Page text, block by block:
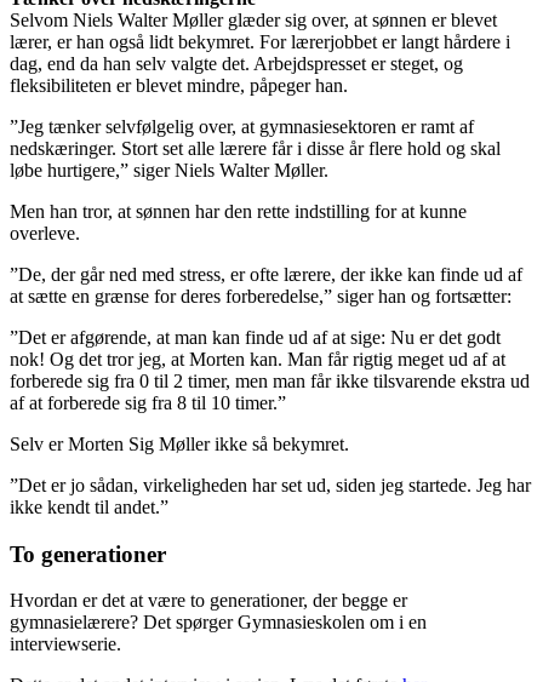
Selvom Niels Walter Møller glæder sig over, at sønnen er blevet
lærer, er han også lidt bekymret. For lærerjobbet er langt hårdere i
dag, end da han selv valgte det. Arbejdspresset er steget, og
fleksibiliteten er blevet mindre, påpeger han.
”Jeg tænker selvfølgelig over, at gymnasiesektoren er ramt af
nedskæringer. Stort set alle lærere får i disse år flere hold og skal
løbe hurtigere,” siger Niels Walter Møller.
Men han tror, at sønnen har den rette indstilling for at kunne
overleve.
”De, der går ned med stress, er ofte lærere, der ikke kan finde ud af
at sætte en grænse for deres forberedelse,” siger han og fortsætter:
”Det er afgørende, at man kan finde ud af at sige: Nu er det godt
nok! Og det tror jeg, at Morten kan. Man får rigtig meget ud af at
forberede sig fra 0 til 2 timer, men man får ikke tilsvarende ekstra ud
af at forberede sig fra 8 til 10 timer.”
Selv er Morten Sig Møller ikke så bekymret.
”Det er jo sådan, virkeligheden har set ud, siden jeg startede. Jeg har
ikke kendt til andet.”
To generationer
Hvordan er det at være to generationer, der begge er
gymnasielærere? Det spørger Gymnasieskolen om i en
interviewserie.